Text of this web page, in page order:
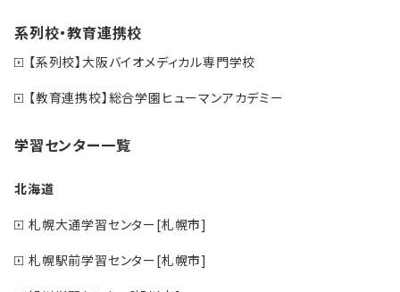
系列校・教育連携校
【系列校】大阪バイオメディカル専門学校
【教育連携校】総合学園ヒューマンアカデミー
学習センター一覧
北海道
札幌大通学習センター[札幌市]
札幌駅前学習センター[札幌市]